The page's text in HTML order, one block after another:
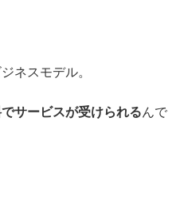
ネスモデル。
サービスが受けられるんで